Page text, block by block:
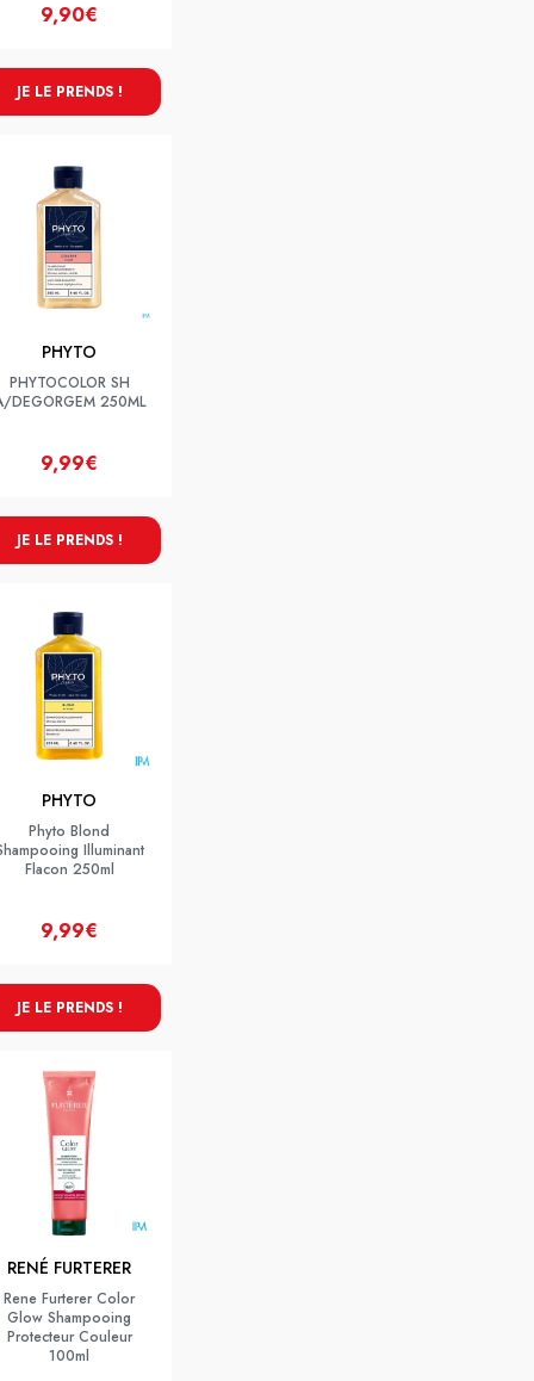
9,90€
JE LE PRENDS !
PHYTO
PHYTOCOLOR SH
DEGORGEM 250ML
9,99€
JE LE PRENDS !
PHYTO
Phyto Blond
Illuminant
Flacon 250ml
9,99€
JE LE PRENDS !
RENÉ FURTERER
Rene Furterer Color
Glow Shampooing
Protecteur Couleur
100ml